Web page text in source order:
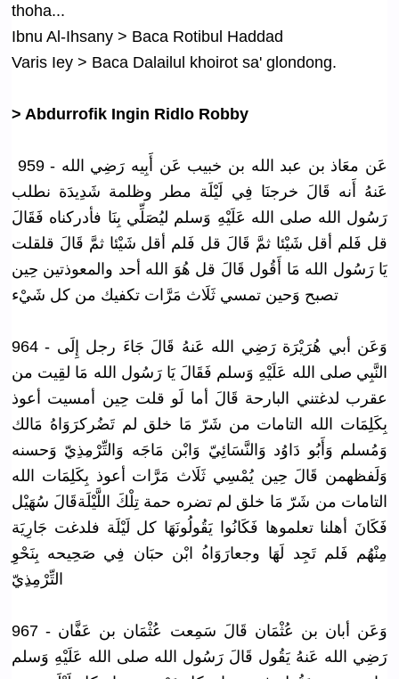
thoha...
Ibnu Al-Ihsany > Baca Rotibul Haddad
Varis Iey > Baca Dalailul khoirot sa' glondong.
> Abdurrofik Ingin Ridlo Robby
959 - عَن معَاذ بن عبد الله بن خبيب عَن أَبِيه رَضِي الله
عَنهُ أَنه قَالَ خرجنَا فِي لَيْلَة مطر وظلمة شَدِيدَة نطلب
رَسُول الله صلى الله عَلَيْهِ وَسلم ليُصَلِّي بِنَا فأدركناه فَقَالَ
قل فَلم أقل شَيْئا ثمَّ قَالَ قل فَلم أقل شَيْئا ثمَّ قَالَ قلقلت
يَا رَسُول الله مَا أَقُول قَالَ قل هُوَ الله أحد والمعوذتين حِين
تصبح وَحين تمسي ثَلَاث مَرَّات تكفيك من كل شَيْء
964 - وَعَن أبي هُرَيْرَة رَضِي الله عَنهُ قَالَ جَاءَ رجل إِلَى
النَّبِي صلى الله عَلَيْهِ وَسلم فَقَالَ يَا رَسُول الله مَا لقِيت من
عقرب لدغتني البارحة قَالَ أما لَو قلت حِين أمسيت أعوذ
بِكَلِمَات الله التامات من شَرّ مَا خلق لم تَضُركرَوَاهُ مَالك
وَمُسلم وَأَبُو دَاوُد وَالنَّسَائِيّ وَابْن مَاجَه وَالتِّرْمِذِيّ وَحسنه
وَلَفظهمن قَالَ حِين يُمْسِي ثَلَاث مَرَّات أعوذ بِكَلِمَات الله
التامات من شَرّ مَا خلق لم تضره حمة تِلْكَ اللَّيْلَةقَالَ سُهَيْل
فَكَانَ أهلنا تعلموها فَكَانُوا يَقُولُونَهَا كل لَيْلَة فلدغت جَارِيَة
مِنْهُم فَلم تَجِد لَهَا وجعارَوَاه ُ ابْن حبَان فِي صَحِيحه بِنَحْوِ
التِّرْمِذِيّ
967 - وَعَن أبان بن عُثْمَان قَالَ سَمِعت عُثْمَان بن عَفَّان
رَضِي الله عَنهُ يَقُول قَالَ رَسُول الله صلى الله عَلَيْهِ وَسلم